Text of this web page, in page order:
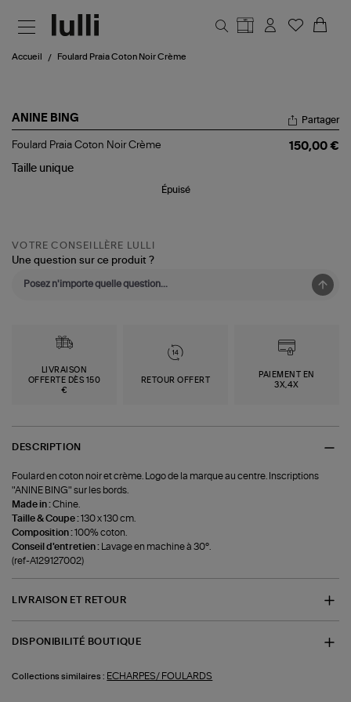
Accueil Foulard Praia Coton Noir Crème
ANINE BING
Foulard
Coton
Partager
Foulard Praia Coton Noir Crème
150,00 €
Taille unique
Épuisé
VOTRE CONSEILLÈRE LULLI
Une question sur ce produit ?
LIVRAISON
OFFERTE DÈS 150
€
RETOUR OFFERT
PAIEMENT EN
3X,4X
DESCRIPTION
Foulard en coton noir et crème. Logo de la marque au centre. Inscriptions
"ANINE BING" sur les bords.
Made in :Chine.
Taille & Coupe :130 x 130 cm.
Composition :100% coton.
Conseil d'entretien :
Lavage en machine à 30°.
(ref-A129127002)
LIVRAISON ET RETOUR
DISPONIBILITÉ BOUTIQUE
Collections similaires : ECHARPES/ FOULARDS